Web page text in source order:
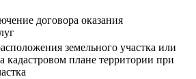
договора оказания
земельного участка или
кадастровом плане территории при